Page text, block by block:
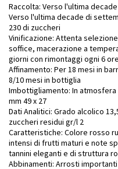
Raccolta: Verso l'ultima
Verso l'ultima decade di
230 di zuccheri
Vinificazione: Attenta
soffice, macerazione a
giorni con rimontaggi ogni 6
Affinamento: Per 18 mesi in
8/10 mesi in bottiglia
Imbottigliamento: In
mm 49 x 27
Dati Analitici: Grado alcolico
zuccheri residui gr/l 2
Caratteristiche: Colore rosso
intensi di frutti maturi e note
tannini eleganti e di struttura
Abbinamenti: Arrosti